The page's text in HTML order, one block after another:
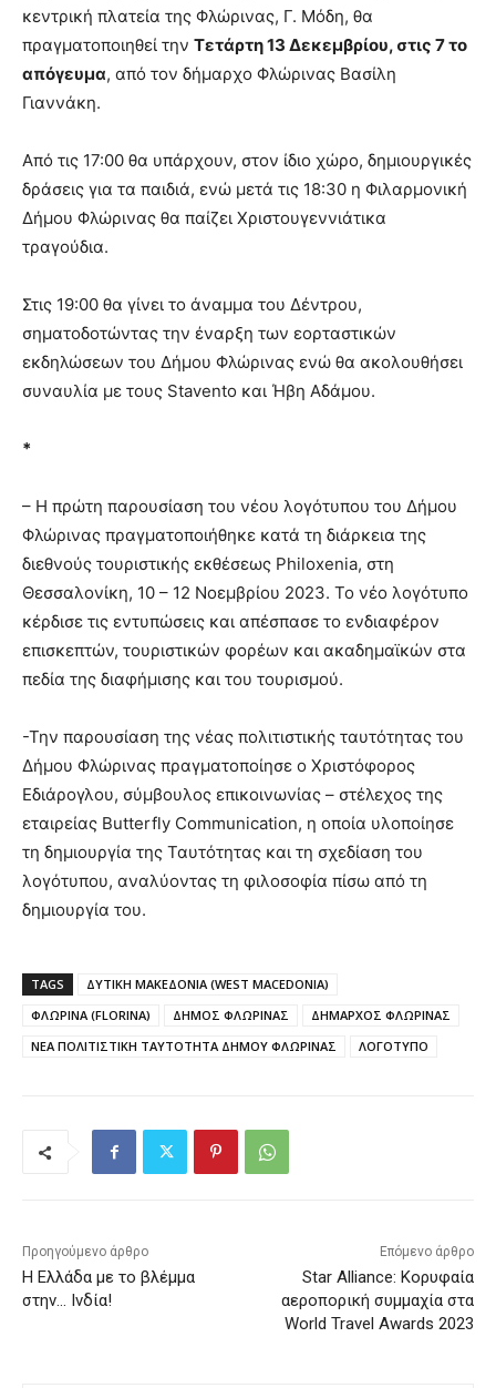
κεντρική πλατεία της Φλώρινας, Γ. Μόδη, θα
πραγματοποιηθεί την Τετάρτη 13 Δεκεμβρίου, στις 7 το
απόγευμα, από τον δήμαρχο Φλώρινας Βασίλη
Γιαννάκη.
Από τις 17:00 θα υπάρχουν, στον ίδιο χώρο, δημιουργικές
δράσεις για τα παιδιά, ενώ μετά τις 18:30 η Φιλαρμονική
Δήμου Φλώρινας θα παίζει Χριστουγεννιάτικα
τραγούδια.
Στις 19:00 θα γίνει το άναμμα του Δέντρου,
σηματοδοτώντας την έναρξη των εορταστικών
εκδηλώσεων του Δήμου Φλώρινας ενώ θα ακολουθήσει
συναυλία με τους Stavento και Ήβη Αδάμου.
*
– Η πρώτη παρουσίαση του νέου λογότυπου του Δήμου
Φλώρινας πραγματοποιήθηκε κατά τη διάρκεια της
διεθνούς τουριστικής εκθέσεως Philoxenia, στη
Θεσσαλονίκη, 10 – 12 Νοεμβρίου 2023. Το νέο λογότυπο
κέρδισε τις εντυπώσεις και απέσπασε το ενδιαφέρον
επισκεπτών, τουριστικών φορέων και ακαδημαϊκών στα
πεδία της διαφήμισης και του τουρισμού.
-Την παρουσίαση της νέας πολιτιστικής ταυτότητας του
Δήμου Φλώρινας πραγματοποίησε ο Χριστόφορος
Εδιάρογλου, σύμβουλος επικοινωνίας – στέλεχος της
εταιρείας Butterfly Communication, η οποία υλοποίησε
τη δημιουργία της Ταυτότητας και τη σχεδίαση του
λογότυπου, αναλύοντας τη φιλοσοφία πίσω από τη
δημιουργία του.
TAGS
ΔΥΤΙΚΗ ΜΑΚΕΔΟΝΙΑ (WEST MACEDONIA)
ΦΛΩΡΙΝΑ (FLORINA)
ΔΗΜΟΣ ΦΛΩΡΙΝΑΣ
ΔΗΜΑΡΧΟΣ ΦΛΩΡΙΝΑΣ
ΝΕΑ ΠΟΛΙΤΙΣΤΙΚΗ ΤΑΥΤΟΤΗΤΑ ΔΗΜΟΥ ΦΛΩΡΙΝΑΣ
ΛΟΓΟΤΥΠΟ
Προηγούμενο άρθρο
Η Ελλάδα με το βλέμμα
στην… Ινδία!
Επόμενο άρθρο
Star Alliance: Κορυφαία
αεροπορική συμμαχία στα
World Travel Awards 2023